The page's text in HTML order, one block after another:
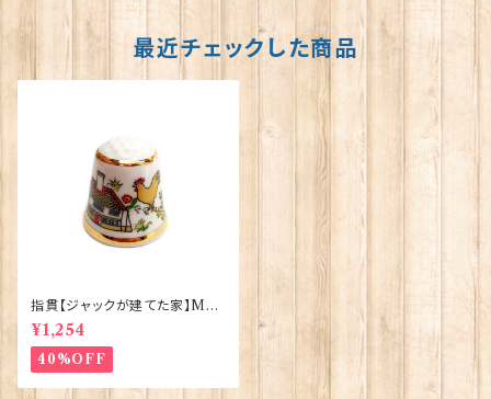
最近チェックした商品
指貫【ジャックが建てた家】Mus
eum Collections 90033-C
V4
¥1,254
40%OFF